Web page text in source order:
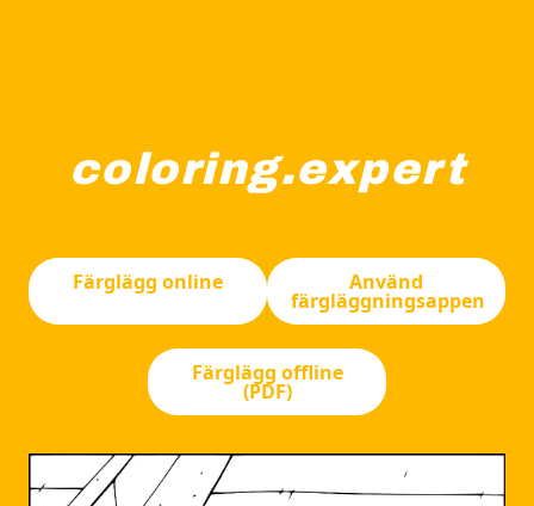
coloring.expert
Färglägg online
Använd
färgläggningsappen
Färglägg offline
(PDF)